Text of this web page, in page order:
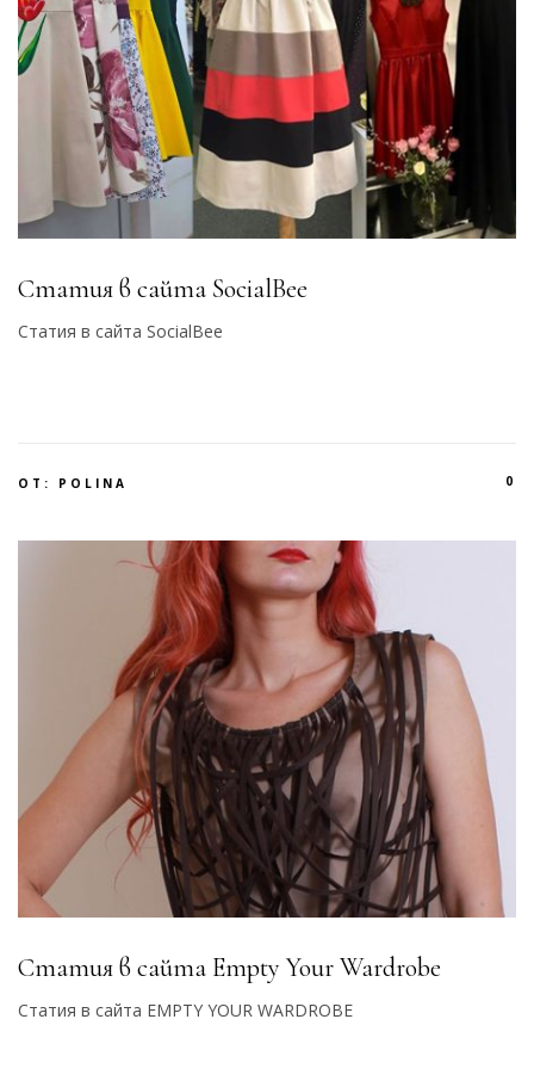
Статия в сайта SocialBee
Статия в сайта SocialBee
ОТ: POLINA 0
Статия в сайта Empty Your Wardrobe
Статия в сайта EMPTY YOUR WARDROBE